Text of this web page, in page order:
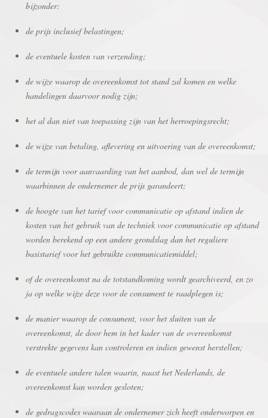
bijzonder:
de prijs inclusief belastingen;
de eventuele kosten van verzending;
de wijze waarop de overeenkomst tot stand zal komen en welke
handelingen daarvoor nodig zijn;
het al dan niet van toepassing zijn van het herroepingsrecht;
de wijze van betaling, aflevering en uitvoering van de overeenkomst;
de termijn voor aanvaarding van het aanbod, dan wel de termijn
waarbinnen de ondernemer de prijs garandeert;
de hoogte van het tarief voor communicatie op afstand indien de
kosten van het gebruik van de techniek voor communicatie op afstand
worden berekend op een andere grondslag dan het reguliere
basistarief voor het gebruikte communicatiemiddel;
of de overeenkomst na de totstandkoming wordt gearchiveerd, en zo
ja op welke wijze deze voor de consument te raadplegen is;
de manier waarop de consument, voor het sluiten van de
overeenkomst, de door hem in het kader van de overeenkomst
verstrekte gegevens kan controleren en indien gewenst herstellen;
de eventuele andere talen waarin, naast het Nederlands, de
overeenkomst kan worden gesloten;
de gedragscodes waaraan de ondernemer zich heeft onderworpen en